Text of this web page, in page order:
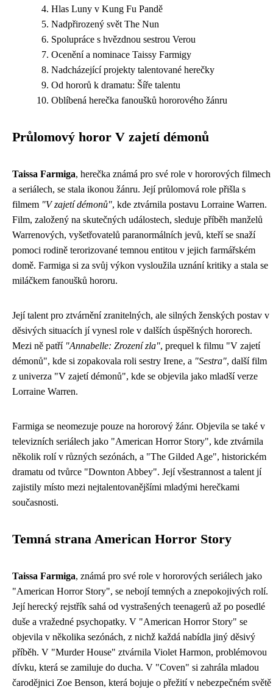
Hlas Luny v Kung Fu Pandě
Nadpřirozený svět The Nun
Spolupráce s hvězdnou sestrou Verou
Ocenění a nominace Taissy Farmigy
Nadcházející projekty talentované herečky
Od hororů k dramatu: Šíře talentu
Oblíbená herečka fanoušků hororového žánru
Průlomový horor V zajetí démonů
Taissa Farmiga, herečka známá pro své role v hororových filmech
a seriálech, se stala ikonou žánru. Její průlomová role přišla s
filmem "V zajetí démonů", kde ztvárnila postavu Lorraine Warren.
Film, založený na skutečných událostech, sleduje příběh manželů
Warrenových, vyšetřovatelů paranormálních jevů, kteří se snaží
pomoci rodině terorizované temnou entitou v jejich farmářském
domě. Farmiga si za svůj výkon vysloužila uznání kritiky a stala se
miláčkem fanoušků hororu.
Její talent pro ztvárnění zranitelných, ale silných ženských postav v
děsivých situacích jí vynesl role v dalších úspěšných hororech.
Mezi ně patří "Annabelle: Zrození zla", prequel k filmu "V zajetí
démonů", kde si zopakovala roli sestry Irene, a "Sestra", další film
z univerza "V zajetí démonů", kde se objevila jako mladší verze
Lorraine Warren.
Farmiga se neomezuje pouze na hororový žánr. Objevila se také v
televizních seriálech jako "American Horror Story", kde ztvárnila
několik rolí v různých sezónách, a "The Gilded Age", historickém
dramatu od tvůrce "Downton Abbey". Její všestrannost a talent jí
zajistily místo mezi nejtalentovanějšími mladými herečkami
současnosti.
Temná strana American Horror Story
Taissa Farmiga, známá pro své role v hororových seriálech jako
"American Horror Story", se nebojí temných a znepokojivých rolí.
Její herecký rejstřík sahá od vystrašených teenagerů až po posedlé
duše a vražedné psychopatky. V "American Horror Story" se
objevila v několika sezónách, z nichž každá nabídla jiný děsivý
příběh. V "Murder House" ztvárnila Violet Harmon, problémovou
dívku, která se zamiluje do ducha. V "Coven" si zahrála mladou
čarodějnici Zoe Benson, která bojuje o přežití v nebezpečném světě